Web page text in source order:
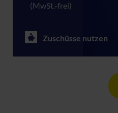
(MwSt.-frei)
Zuschüsse nutzen